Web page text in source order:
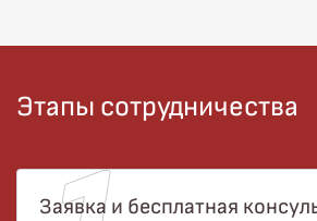
Этапы сотрудничества
Заявка и бесплатная